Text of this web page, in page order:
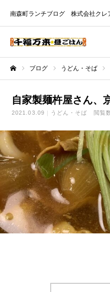
南森町ランチブログ 株式会社クレ
ブログ うどん・そば
自家製麺杵屋さん、
2021.03.09 うどん・そば 閲覧